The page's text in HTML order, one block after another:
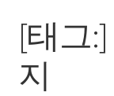
[태그:]
지